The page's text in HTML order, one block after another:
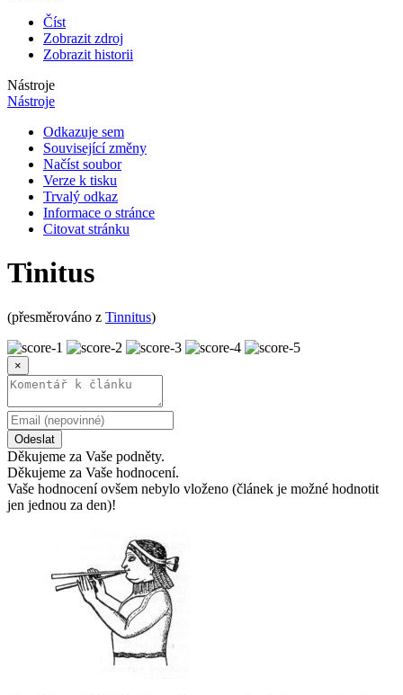
Číst
Zobrazit zdroj
Zobrazit historii
Nástroje
Nástroje
Odkazuje sem
Související změny
Načíst soubor
Verze k tisku
Trvalý odkaz
Informace o stránce
Citovat stránku
Tinitus
(přesměrováno z Tinnitus)
×
Odeslat
Děkujeme za Vaše podněty.
Děkujeme za Vaše hodnocení.
Vaše hodnocení ovšem nebylo vloženo (článek je možné hodnotit
jen jednou za den)!